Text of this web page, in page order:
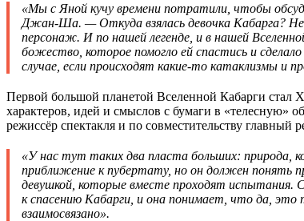
«Мы с Яной кучу времени потратили, чтобы
Джан-Ша. — Откуда взялась девочка Кабарга?
персонаж. И по нашей легенде, и в нашей
божество, которое помогло ей спастись и
случае, если происходят какие-то катаклизмы и
Первой большой планетой Вселенной Кабарги стал
характеров, идей и смыслов с бумаги в «телесную»
режиссёр спектакля и по совместительству
«У нас тут таких два пласта больших: природа,
приближение к пубертату, но он должен понять
девушкой, которые вместе проходят испытания.
к спасению Кабарги, и она понимает, что да, это
взаимосвязано».